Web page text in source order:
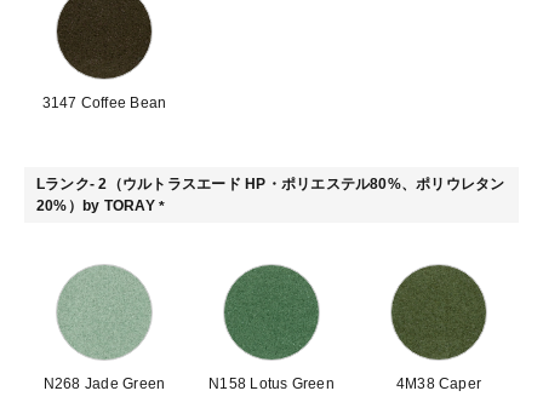
3147 Coffee Bean
Lランク- 2（ウルトラスエード HP・ポリエステル80%、ポリウレタン
20%）by TORAY
N268 Jade Green N158 Lotus Green 4M38 Caper